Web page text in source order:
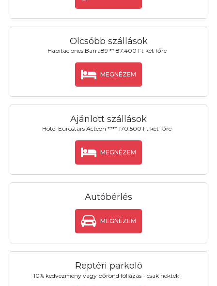
Olcsóbb szállások
Habitaciones Barra89 ** 87.400 Ft két főre
MEGNÉZEM
Ajánlott szállások
Hotel Eurostars Acteón **** 170.500 Ft két főre
MEGNÉZEM
Autóbérlés
MEGNÉZEM
Reptéri parkoló
10% kedvezmény vagy bőrönd fóliázás - csak nektek!